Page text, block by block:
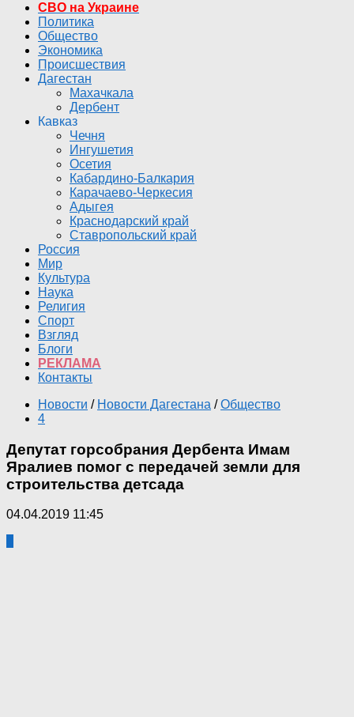
СВО на Украине
Политика
Общество
Экономика
Происшествия
Дагестан
Махачкала
Дербент
Кавказ
Чечня
Ингушетия
Осетия
Кабардино-Балкария
Карачаево-Черкесия
Адыгея
Краснодарский край
Ставропольский край
Россия
Мир
Культура
Наука
Религия
Спорт
Взгляд
Блоги
РЕКЛАМА
Контакты
Новости / Новости Дагестана / Общество
4
Депутат горсобрания Дербента Имам
Яралиев помог с передачей земли для
строительства детсада
04.04.2019 11:45